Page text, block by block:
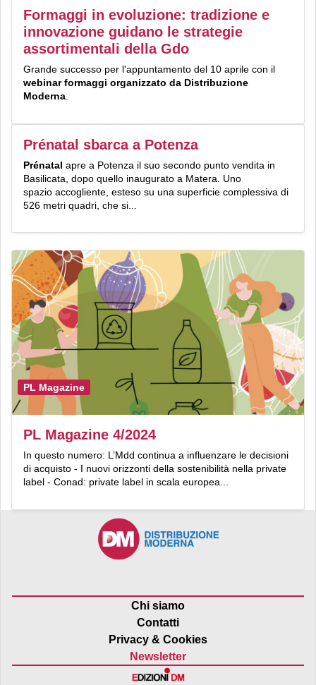
Formaggi in evoluzione: tradizione e
innovazione guidano le strategie
assortimentali della Gdo
Grande successo per l'appuntamento del 10 aprile con il
webinar formaggi organizzato da Distribuzione
Moderna
Prénatal sbarca a Potenza
Prénatal apre a Potenza il suo secondo punto vendita in
Basilicata, dopo quello inaugurato a Matera. Uno
spazio accogliente, esteso su una superficie complessiva di
526 metri quadri, che si...
PL Magazine
PL Magazine 4/2024
In questo numero: L’Mdd continua a influenzare le decisioni
di acquisto - I nuovi orizzonti della sostenibilità nella private
label - Conad: private label in scala europea...
Chi siamo
Contatti
Privacy & Cookies
Newsletter